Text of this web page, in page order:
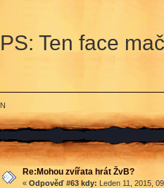
PS: Ten face
N
Re:Mohou zvířata hrát ŽvB?
« Odpověď #63 kdy: Leden 11, 2015,